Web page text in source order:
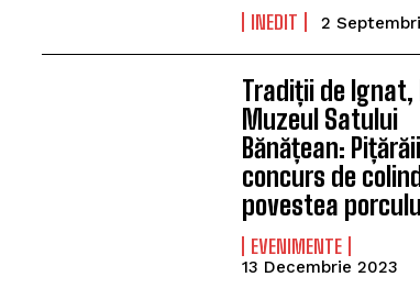
INEDIT 2
Tradiții de Ignat,
Muzeul Satului
Bănățean:
concurs de
povestea
EVENIMENTE
13 Decembrie 2023